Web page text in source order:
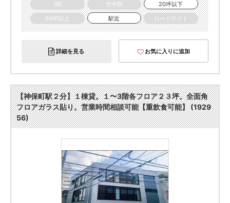
1階
空中階
20坪以下
50坪以上
駅近 ロードサイド
詳細を見る お気に入りに追加
【神保町駅２分】１棟貸。１〜3階各フロア２３坪。全面角
フロアガラス貼り。営業時間相談可能【重飲食可能】 (1929
56)